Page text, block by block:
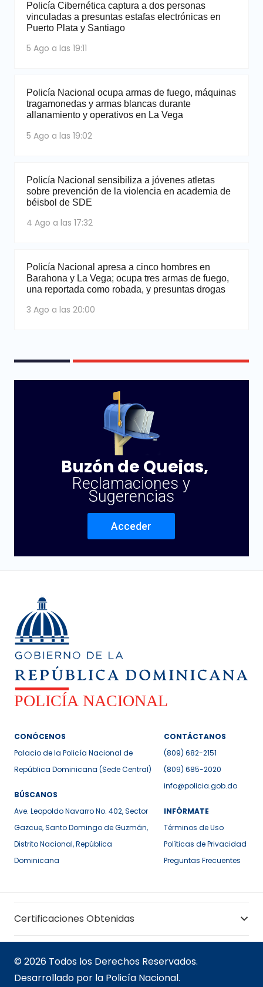
Policía Cibernética captura a dos personas
vinculadas a presuntas estafas electrónicas en
Puerto Plata y Santiago
5 Ago a las 19:11
Policía Nacional ocupa armas de fuego, máquinas
tragamonedas y armas blancas durante
allanamiento y operativos en La Vega
5 Ago a las 19:02
Policía Nacional sensibiliza a jóvenes atletas
sobre prevención de la violencia en academia de
béisbol de SDE
4 Ago a las 17:32
Policía Nacional apresa a cinco hombres en
Barahona y La Vega; ocupa tres armas de fuego,
una reportada como robada, y presuntas drogas
3 Ago a las 20:00
Buzón de Quejas,
Reclamaciones y
Sugerencias
Acceder
CONÓCENOS
Palacio de la Policía Nacional de
República Dominicana (Sede Central)
BÚSCANOS
Ave. Leopoldo Navarro No. 402, Sector
Gazcue, Santo Domingo de Guzmán,
Distrito Nacional, República
Dominicana
CONTÁCTANOS
(809) 682-2151
(809) 685-2020
info@policia.gob.do
INFÓRMATE
Términos de Uso
Políticas de Privacidad
Preguntas Frecuentes
Certificaciones Obtenidas
© 2026 Todos los Derechos Reservados.
Desarrollado por la Policía Nacional.